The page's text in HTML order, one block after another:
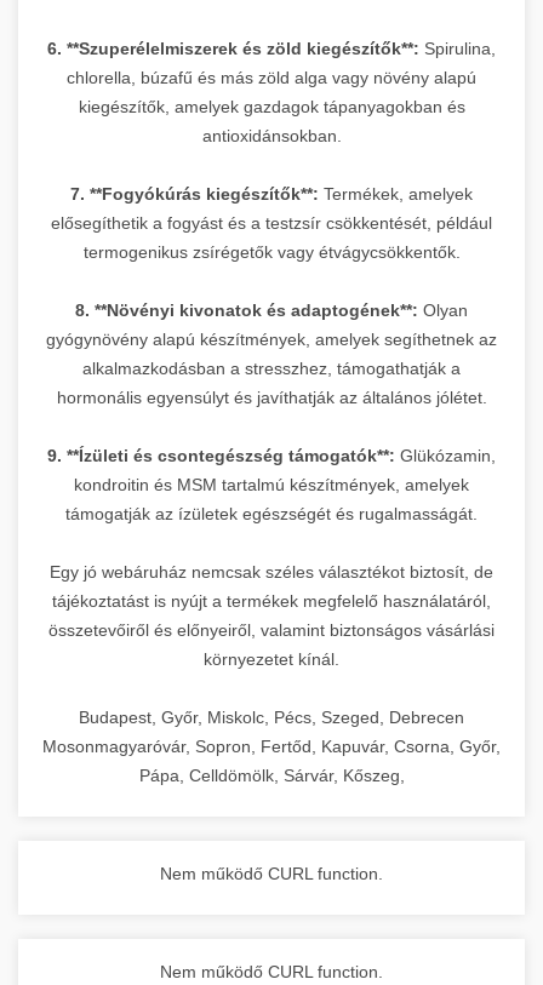
6. **Szuperélelmiszerek és zöld kiegészítők**: Spirulina,
chlorella, búzafű és más zöld alga vagy növény alapú
kiegészítők, amelyek gazdagok tápanyagokban és
antioxidánsokban.
7. **Fogyókúrás kiegészítők**: Termékek, amelyek
elősegíthetik a fogyást és a testzsír csökkentését, például
termogenikus zsírégetők vagy étvágycsökkentők.
8. **Növényi kivonatok és adaptogének**: Olyan
gyógynövény alapú készítmények, amelyek segíthetnek az
alkalmazkodásban a stresszhez, támogathatják a
hormonális egyensúlyt és javíthatják az általános jólétet.
9. **Ízületi és csontegészség támogatók**: Glükózamin,
kondroitin és MSM tartalmú készítmények, amelyek
támogatják az ízületek egészségét és rugalmasságát.
Egy jó webáruház nemcsak széles választékot biztosít, de
tájékoztatást is nyújt a termékek megfelelő használatáról,
összetevőiről és előnyeiről, valamint biztonságos vásárlási
környezetet kínál.
Budapest, Győr, Miskolc, Pécs, Szeged, Debrecen
Mosonmagyaróvár, Sopron, Fertőd, Kapuvár, Csorna, Győr,
Pápa, Celldömölk, Sárvár, Kőszeg,
Nem működő CURL function.
Nem működő CURL function.